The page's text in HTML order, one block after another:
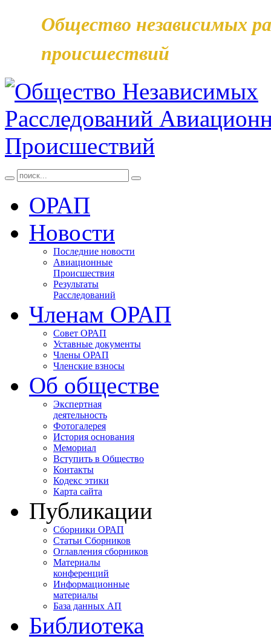
Общество независимых
происшествий
ОРАП
Новости
Последние новости
Авиационные
Происшествия
Результаты
Расследований
Членам ОРАП
Совет ОРАП
Уставные документы
Члены ОРАП
Членские взносы
Об обществе
Экспертная
деятельность
Фотогалерея
История основания
Мемориал
Вступить в Общество
Контакты
Кодекс этики
Карта сайта
Публикации
Сборники ОРАП
Статьи Сборников
Оглавления сборников
Материалы
конференций
Информационные
материалы
База данных АП
Библиотека